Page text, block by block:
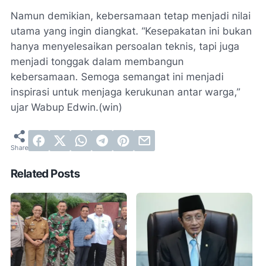
Namun demikian, kebersamaan tetap menjadi nilai
utama yang ingin diangkat. “Kesepakatan ini bukan
hanya menyelesaikan persoalan teknis, tapi juga
menjadi tonggak dalam membangun
kebersamaan. Semoga semangat ini menjadi
inspirasi untuk menjaga kerukunan antar warga,”
ujar Wabup Edwin.(win)
Related Posts